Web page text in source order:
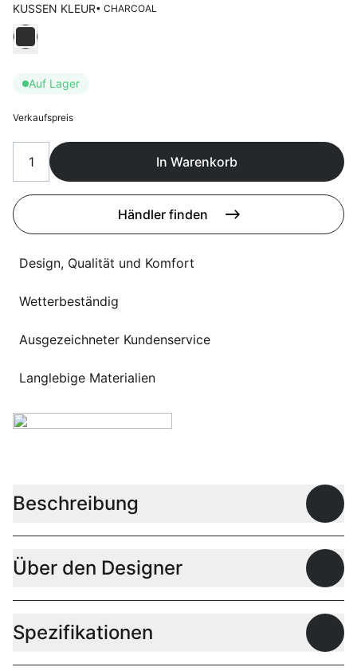
Sprachwahl
KUSSEN KLEUR• CHARCOAL
Wählen Kussen kleur
Auf Lager
Verkaufspreis
In Warenkorb
Händler finden
Design, Qualität und Komfort
Wetterbeständig
Ausgezeichneter Kundenservice
Langlebige Materialien
Beschreibung
Über den Designer
Spezifikationen